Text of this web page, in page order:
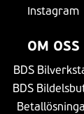
Instagram
OM OSS
BDS
BDS